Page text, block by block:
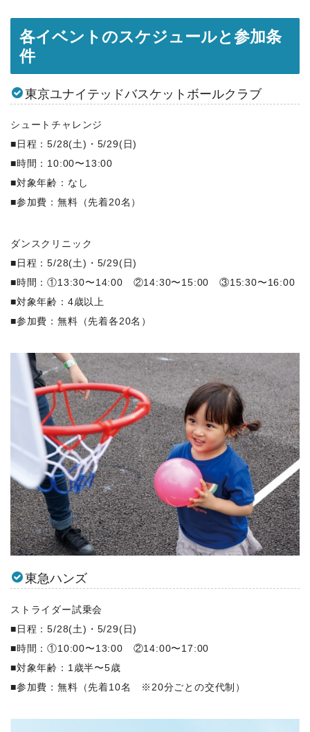
各イベントのスケジュールと参加条
件
東京ユナイテッドバスケットボールクラブ
シュートチャレンジ
■日程：5/28(土)・5/29(日)
■時間：10:00〜13:00
■対象年齢：なし
■参加費：無料（先着20名）
ダンスクリニック
■日程：5/28(土)・5/29(日)
■時間：①13:30〜14:00 ②14:30〜15:00 ③15:30〜16:00
■対象年齢：4歳以上
■参加費：無料（先着各20名）
東急ハンズ
ストライダー試乗会
■日程：5/28(土)・5/29(日)
■時間：①10:00〜13:00 ②14:00〜17:00
■対象年齢：1歳半〜5歳
■参加費：無料（先着10名 ※20分ごとの交代制）